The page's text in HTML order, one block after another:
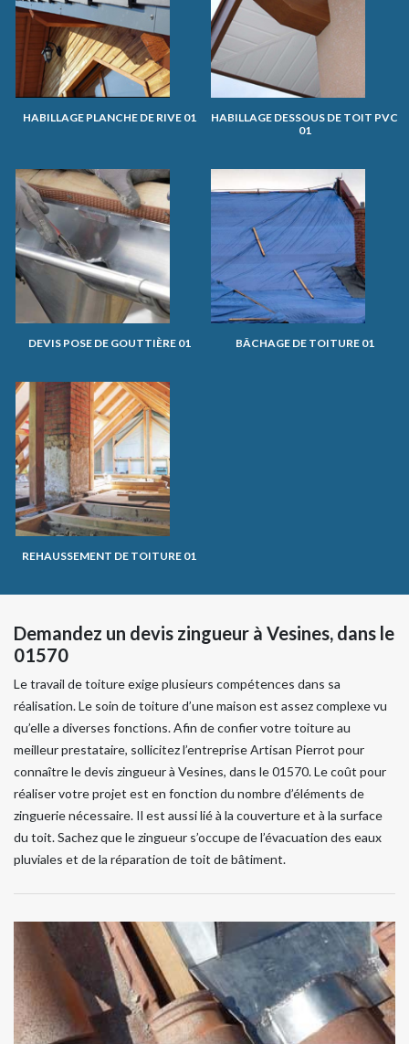
HABILLAGE PLANCHE DE RIVE 01
HABILLAGE DESSOUS DE TOIT PVC
01
DEVIS POSE DE GOUTTIÈRE 01 BÂCHAGE DE TOITURE 01
REHAUSSEMENT DE TOITURE 01
Demandez un devis zingueur à Vesines, dans le
01570
Le travail de toiture exige plusieurs compétences dans sa
réalisation. Le soin de toiture d’une maison est assez complexe vu
qu’elle a diverses fonctions. Afin de confier votre toiture au
meilleur prestataire, sollicitez l’entreprise Artisan Pierrot pour
connaître le devis zingueur à Vesines, dans le 01570. Le coût pour
réaliser votre projet est en fonction du nombre d’éléments de
zinguerie nécessaire. Il est aussi lié à la couverture et à la surface
du toit. Sachez que le zingueur s’occupe de l’évacuation des eaux
pluviales et de la réparation de toit de bâtiment.